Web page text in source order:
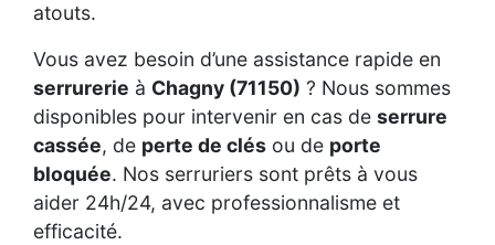
atouts.
Vous avez besoin d’une assistance rapide en
serrurerie à Chagny (71150) ? Nous sommes
disponibles pour intervenir en cas de serrure
cassée, de perte de clés ou de porte
bloquée. Nos serruriers sont prêts à vous
aider 24h/24, avec professionnalisme et
efficacité.